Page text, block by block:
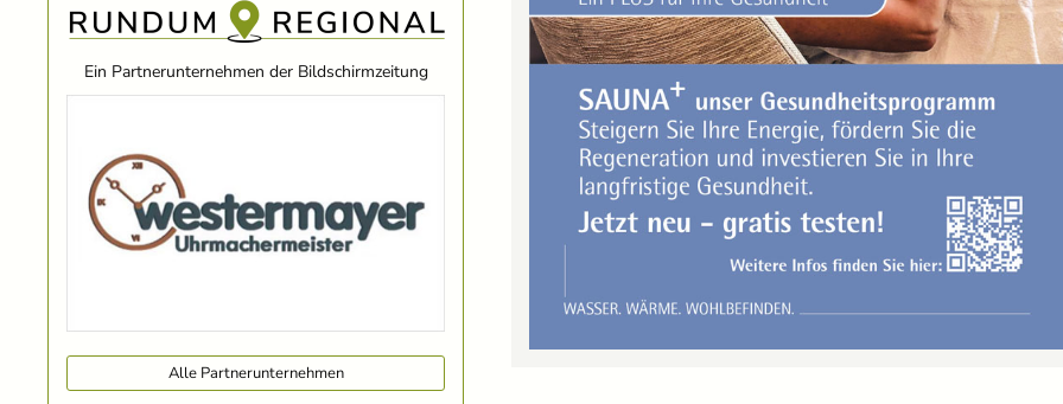
Ein Partnerunternehmen der Bildschirmzeitung
Alle Partnerunternehmen